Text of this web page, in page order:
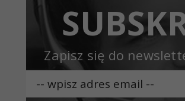
Zapisz się do